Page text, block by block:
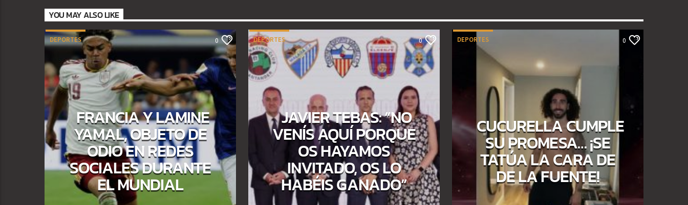
YOU MAY ALSO LIKE
DEPORTES 0
FRANCIA Y LAMINE
YAMAL, OBJETO DE
ODIO EN REDES
SOCIALES DURANTE
EL MUNDIAL
DEPORTES 0
JAVIER TEBAS: “NO
VENÍS AQUÍ PORQUE
OS HAYAMOS
INVITADO, OS LO
HABÉIS GANADO”
DEPORTES 0
CUCURELLA CUMPLE
SU PROMESA… ¡SE
TATÚA LA CARA DE
DE LA FUENTE!